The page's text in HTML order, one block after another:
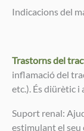
Bruguerola
Indicacions del
Trastorns del
inflamació del
etc.). És diürètic
Suport renal:
estimulant el